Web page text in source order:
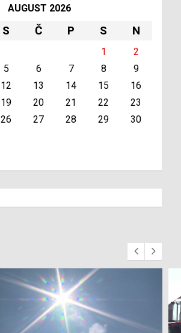
AUGUST 2026
S Č P S N
1
2
5 6 7 8
9
12 13 14 15
16
19 20 21 22
23
26 27 28 29
30